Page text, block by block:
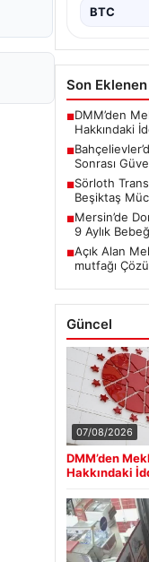
BTC
Son
■DMM’den
Hakkındaki
■
Sonrası
■Sörloth
Beşiktaş
■Mersin’de
9 Aylık
■Açık Alan
mutfağı
Güncel
07/08/2026
DMM’den
Hakkındaki